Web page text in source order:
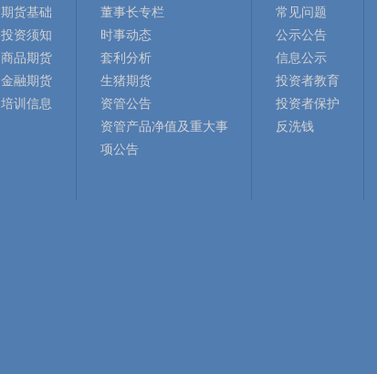
期货基础
投资须知
商品期货
金融期货
培训信息
董事长专栏
时事动态
套利分析
生猪期货
资管公告
资管产品净值及重大事
项公告
常见问题
公示公告
信息公示
投资者教育
投资者保护
反洗钱